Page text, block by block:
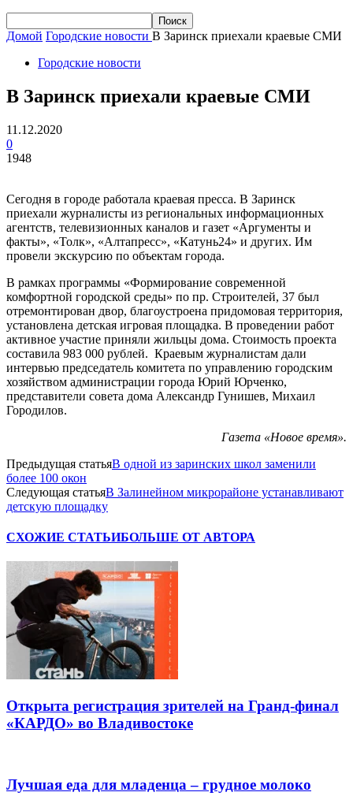
Домой Городские новости В Заринск приехали краевые СМИ
Городские новости
В Заринск приехали краевые СМИ
11.12.2020
0
1948
Сегодня в городе работала краевая пресса. В Заринск
приехали журналисты из региональных информационных
агентств, телевизионных каналов и газет «Аргументы и
факты», «Толк», «Алтапресс», «Катунь24» и других. Им
провели экскурсию по объектам города.
В рамках программы «Формирование современной
комфортной городской среды» по пр. Строителей, 37 был
отремонтирован двор, благоустроена придомовая территория,
установлена детская игровая площадка. В проведении работ
активное участие приняли жильцы дома. Стоимость проекта
составила 983 000 рублей. Краевым журналистам дали
интервью председатель комитета по управлению городским
хозяйством администрации города Юрий Юрченко,
представители совета дома Александр Гунишев, Михаил
Городилов.
Газета «Новое время».
Предыдущая статьяВ одной из заринских школ заменили
более 100 окон
Следующая статьяВ Залинейном микрорайоне устанавливают
детскую площадку
СХОЖИЕ СТАТЬИБОЛЬШЕ ОТ АВТОРА
Открыта регистрация зрителей на Гранд-финал
«КАРДО» во Владивостоке
Лучшая еда для младенца – грудное молоко